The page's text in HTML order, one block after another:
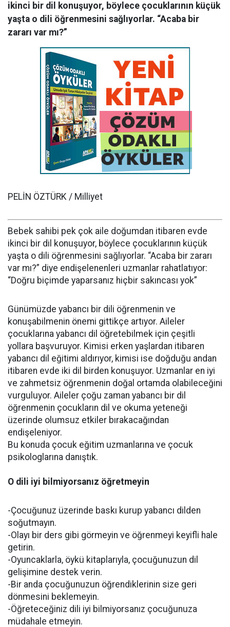
ikinci bir dil konuşuyor, böylece çocuklarının küçük
yaşta o dili öğrenmesini sağlıyorlar. “Acaba bir
zararı var mı?”
PELİN ÖZTÜRK / Milliyet
Bebek sahibi pek çok aile doğumdan itibaren evde
ikinci bir dil konuşuyor, böylece çocuklarının küçük
yaşta o dili öğrenmesini sağlıyorlar. “Acaba bir zararı
var mı?” diye endişelenenleri uzmanlar rahatlatıyor:
“Doğru biçimde yaparsanız hiçbir sakıncası yok”
Günümüzde yabancı bir dili öğrenmenin ve
konuşabilmenin önemi gittikçe artıyor. Aileler
çocuklarına yabancı dil öğretebilmek için çeşitli
yollara başvuruyor. Kimisi erken yaşlardan itibaren
yabancı dil eğitimi aldırıyor, kimisi ise doğduğu andan
itibaren evde iki dil birden konuşuyor. Uzmanlar en iyi
ve zahmetsiz öğrenmenin doğal ortamda olabileceğini
vurguluyor. Aileler çoğu zaman yabancı bir dil
öğrenmenin çocukların dil ve okuma yeteneği
üzerinde olumsuz etkiler bırakacağından
endişeleniyor.
Bu konuda çocuk eğitim uzmanlarına ve çocuk
psikologlarına danıştık.
O dili iyi bilmiyorsanız öğretmeyin
-Çocuğunuz üzerinde baskı kurup yabancı dilden
soğutmayın.
-Olayı bir ders gibi görmeyin ve öğrenmeyi keyifli hale
getirin.
-Oyuncaklarla, öykü kitaplarıyla, çocuğunuzun dil
gelişimine destek verin.
-Bir anda çocuğunuzun öğrendiklerinin size geri
dönmesini beklemeyin.
-Öğreteceğiniz dili iyi bilmiyorsanız çocuğunuza
müdahale etmeyin.